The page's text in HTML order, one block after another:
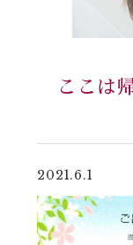
ここは
2021.6.1